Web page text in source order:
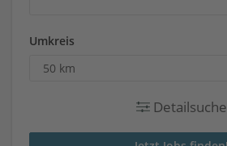
Umkreis
Detailsuche